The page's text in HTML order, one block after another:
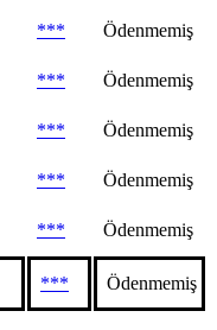
***
Ödenmemiş
***
Ödenmemiş
***
Ödenmemiş
***
Ödenmemiş
*** Ödenmemiş
*** Ödenmemiş